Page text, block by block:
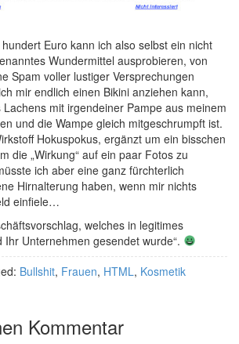
Euro kann ich also selbst ein nicht
Wundermittel ausprobieren, von
Spam voller lustiger Versprechungen
mir endlich einen Bikini anziehen kann,
mit irgendeiner Pampe aus meinem
und die Wampe gleich mitgeschrumpft ist.
Hokuspokus, ergänzt um ein bisschen
die „Wirkung“ auf ein paar Fotos zu
ich aber eine ganz fürchterlich
Hirnalterung haben, wenn mir nichts
einfiele…
welches in legitimes
Ihr Unternehmen gesendet wurde“.
Bullshit, Frauen, HTML, Kosmetik
Kommentar